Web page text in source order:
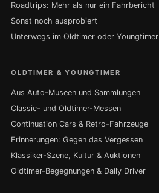
Roadtrips: Mehr als nur ein Fahrbericht
Sonst noch ausprobiert
Unterwegs im Oldtimer oder Youngtimer
OLDTIMER & YOUNGTIMER
Aus Auto-Museen und Sammlungen
Classic- und Oldtimer-Messen
Continuation Cars & Retro-Fahrzeuge
Erinnerungen: Gegen das Vergessen
Klassiker-Szene, Kultur & Auktionen
Oldtimer-Begegnungen & Daily Driver